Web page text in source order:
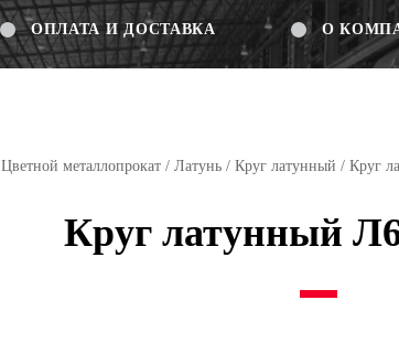
ОПЛАТА И ДОСТАВКА О
Цветной металлопрокат/ Латунь/ Круг латунный / Круг
Круг латунный